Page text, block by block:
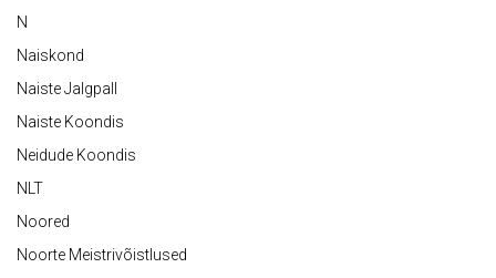
N
Naiskond
Naiste Jalgpall
Naiste Koondis
Neidude Koondis
NLT
Noored
Noorte Meistrivõistlused